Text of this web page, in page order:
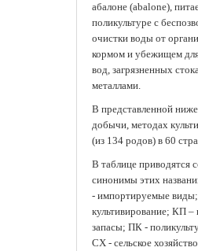
абалоне (abalone),
поликультуре с
очистки воды от
кормом и убежищем
вод, загрязненных
металлами.
В представленной
добычи, методах
(из 134 родов) в 60
В таблице приводятся
синонимы этих
- импортируемые
культивирование; КП
запасы; ПК -
СХ - сельское